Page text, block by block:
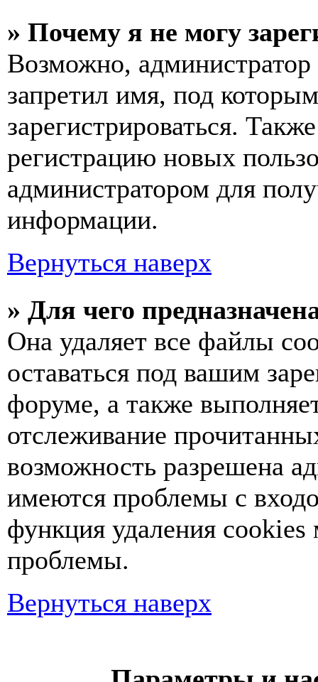
» Почему я не могу
Возможно,
запретил имя, под
зарегистрироваться.
регистрацию новых
администратором для
информации.
Вернуться наверх
» Для чего
Она удаляет все файлы
оставаться под вашим
форуме, а также
отслеживание
возможность разрешена
имеются проблемы с
функция удаления
проблемы.
Вернуться наверх